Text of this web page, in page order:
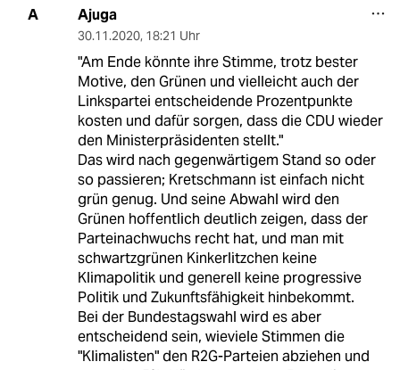
A Ajuga
30.11.2020, 18:21 Uhr
"Am Ende könnte ihre Stimme, trotz bester
Motive, den Grünen und vielleicht auch der
Linkspartei entscheidende Prozentpunkte
kosten und dafür sorgen, dass die CDU wieder
den Ministerpräsidenten stellt."
Das wird nach gegenwärtigem Stand so oder
so passieren; Kretschmann ist einfach nicht
grün genug. Und seine Abwahl wird den
Grünen hoffentlich deutlich zeigen, dass der
Parteinachwuchs recht hat, und man mit
schwartzgrünen Kinkerlitzchen keine
Klimapolitik und generell keine progressive
Politik und Zukunftsfähigkeit hinbekommt.
Bei der Bundestagswahl wird es aber
entscheidend sein, wieviele Stimmen die
"Klimalisten" den R2G-Parteien abziehen und